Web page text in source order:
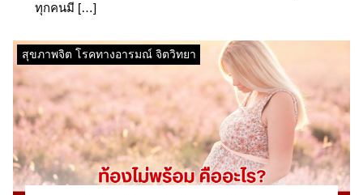
ทุกคนมี […]
สุขภาพจิต โรคทางอารมณ์ จิตวิทยา